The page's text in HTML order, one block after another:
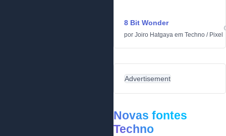
8 Bit Wonder
por Joiro Hatgaya em Techno / Pixel
Advertisement
Novas fontes
Techno